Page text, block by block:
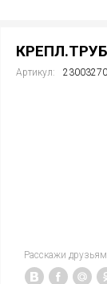
КРЕПЛ.ТРУБ
Артикул: 23003270
Расскажи